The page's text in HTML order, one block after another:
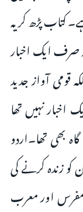
کتاب پڑھ کر یہ
صرف ایک اخبار
قومی آواز جدید
اخبار نہیں تھا
بھی تھا۔اردو
کو زندہ کرنے کی
اور معرب